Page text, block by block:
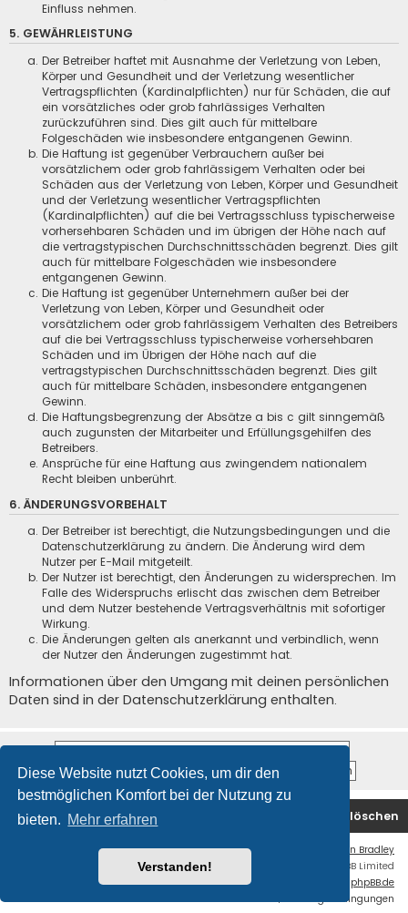
Diese Website nutzt Cookies, um dir den
bestmöglichen Komfort bei der Nutzung zu
bieten. Mehr erfahren
Verstanden!
Einfluss nehmen.
5. GEWÄHRLEISTUNG
Der Betreiber haftet mit Ausnahme der Verletzung von Leben,
Körper und Gesundheit und der Verletzung wesentlicher
Vertragspflichten (Kardinalpflichten) nur für Schäden, die auf
ein vorsätzliches oder grob fahrlässiges Verhalten
zurückzuführen sind. Dies gilt auch für mittelbare
Folgeschäden wie insbesondere entgangenen Gewinn.
Die Haftung ist gegenüber Verbrauchern außer bei
vorsätzlichem oder grob fahrlässigem Verhalten oder bei
Schäden aus der Verletzung von Leben, Körper und Gesundheit
und der Verletzung wesentlicher Vertragspflichten
(Kardinalpflichten) auf die bei Vertragsschluss typischerweise
vorhersehbaren Schäden und im übrigen der Höhe nach auf
die vertragstypischen Durchschnittsschäden begrenzt. Dies gilt
auch für mittelbare Folgeschäden wie insbesondere
entgangenen Gewinn.
Die Haftung ist gegenüber Unternehmern außer bei der
Verletzung von Leben, Körper und Gesundheit oder
vorsätzlichem oder grob fahrlässigem Verhalten des Betreibers
auf die bei Vertragsschluss typischerweise vorhersehbaren
Schäden und im Übrigen der Höhe nach auf die
vertragstypischen Durchschnittsschäden begrenzt. Dies gilt
auch für mittelbare Schäden, insbesondere entgangenen
Gewinn.
Die Haftungsbegrenzung der Absätze a bis c gilt sinngemäß
auch zugunsten der Mitarbeiter und Erfüllungsgehilfen des
Betreibers.
Ansprüche für eine Haftung aus zwingendem nationalem
Recht bleiben unberührt.
6. ÄNDERUNGSVORBEHALT
Der Betreiber ist berechtigt, die Nutzungsbedingungen und die
Datenschutzerklärung zu ändern. Die Änderung wird dem
Nutzer per E-Mail mitgeteilt.
Der Nutzer ist berechtigt, den Änderungen zu widersprechen. Im
Falle des Widerspruchs erlischt das zwischen dem Betreiber
und dem Nutzer bestehende Vertragsverhältnis mit sofortiger
Wirkung.
Die Änderungen gelten als anerkannt und verbindlich, wenn
der Nutzer den Änderungen zugestimmt hat.
Informationen über den Umgang mit deinen persönlichen
Daten sind in der Datenschutzerklärung enthalten.
Startseite Foren-Übersicht Alle Cookies löschen
Ian Bradley
Powered byphpBB
® Forum Software © phpBB Limited
Deutsche Übersetzung durch phpBB.de
Nutzungsbedingungen